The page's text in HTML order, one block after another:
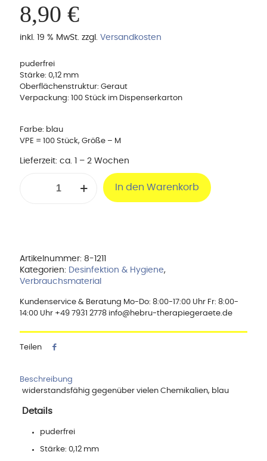
8,90 €
inkl. 19 % MwSt. zzgl. Versandkosten
puderfrei
Stärke: 0,12 mm
Oberflächenstruktur: Geraut
Verpackung: 100 Stück im Dispenserkarton
Farbe: blau
VPE = 100 Stück, Größe – M
Lieferzeit: ca. 1 – 2 Wochen
puderfrei
Menge
In den Warenkorb
Artikelnummer: 8-1211
Kategorien: Desinfektion & Hygiene,
Verbrauchsmaterial
Kundenservice & Beratung Mo-Do: 8:00-17:00 Uhr Fr: 8:00-
14:00 Uhr +49 7931 2778 info@hebru-therapiegeraete.de
Teilen
Beschreibung
widerstandsfähig gegenüber vielen Chemikalien, blau
Details
puderfrei
Stärke: 0,12 mm